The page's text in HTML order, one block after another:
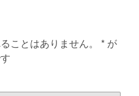
ことはありません。 * が